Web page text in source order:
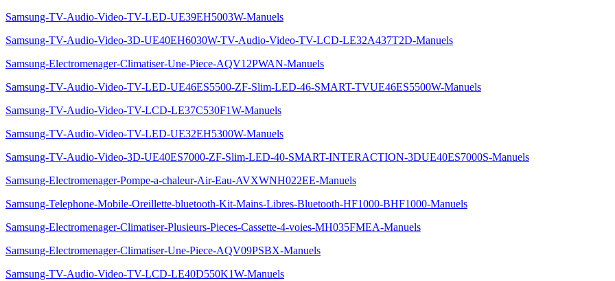
Samsung-TV-Audio-Video-TV-LED-UE39EH5003W-Manuels
Samsung-TV-Audio-Video-3D-UE40EH6030W-TV-Audio-Video-TV-LCD-LE32A437T2D-Manuels
Samsung-Electromenager-Climatiser-Une-Piece-AQV12PWAN-Manuels
Samsung-TV-Audio-Video-TV-LED-UE46ES5500-ZF-Slim-LED-46-SMART-TVUE46ES5500W-Manuels
Samsung-TV-Audio-Video-TV-LCD-LE37C530F1W-Manuels
Samsung-TV-Audio-Video-TV-LED-UE32EH5300W-Manuels
Samsung-TV-Audio-Video-3D-UE40ES7000-ZF-Slim-LED-40-SMART-INTERACTION-3DUE40ES7000S-Manuels
Samsung-Electromenager-Pompe-a-chaleur-Air-Eau-AVXWNH022EE-Manuels
Samsung-Telephone-Mobile-Oreillette-bluetooth-Kit-Mains-Libres-Bluetooth-HF1000-BHF1000-Manuels
Samsung-Electromenager-Climatiser-Plusieurs-Pieces-Cassette-4-voies-MH035FMEA-Manuels
Samsung-Electromenager-Climatiser-Une-Piece-AQV09PSBX-Manuels
Samsung-TV-Audio-Video-TV-LCD-LE40D550K1W-Manuels